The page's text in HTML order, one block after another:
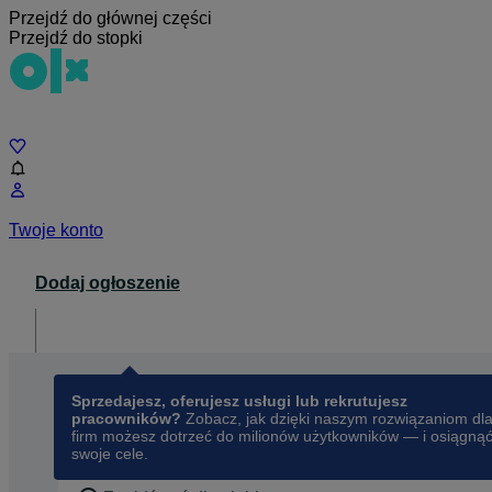
Przejdź do głównej części
Przejdź do stopki
Twoje konto
Dodaj ogłoszenie
Sprzedajesz, oferujesz usługi lub rekrutujesz
pracowników? Zobacz, jak dzięki naszym rozwiązaniom dla
firm możesz dotrzeć do milionów użytkowników — i osiągnąć
swoje cele.